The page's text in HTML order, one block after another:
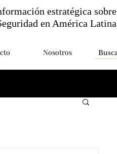
Nosotros
estratégica sobre
en América Latina